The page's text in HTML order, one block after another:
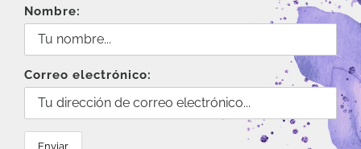
Nombre:
Correo electrónico: